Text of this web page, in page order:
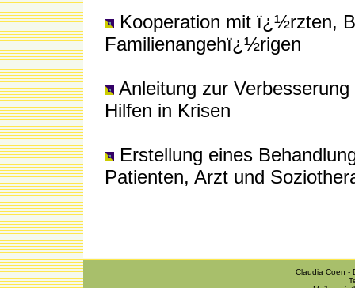
Kooperation mit ï¿½rzten,
Familienangehï¿½rigen
Anleitung zur
Hilfen in Krisen
Erstellung eines
Patienten, Arzt und
Claudia Coen -